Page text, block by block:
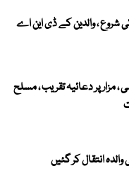
شروع ، والدین کے ڈی این اے
کی 68 ویں برسی ، مزار پر دعائیہ تقریب ، مسلح
انتقال کر گئیں